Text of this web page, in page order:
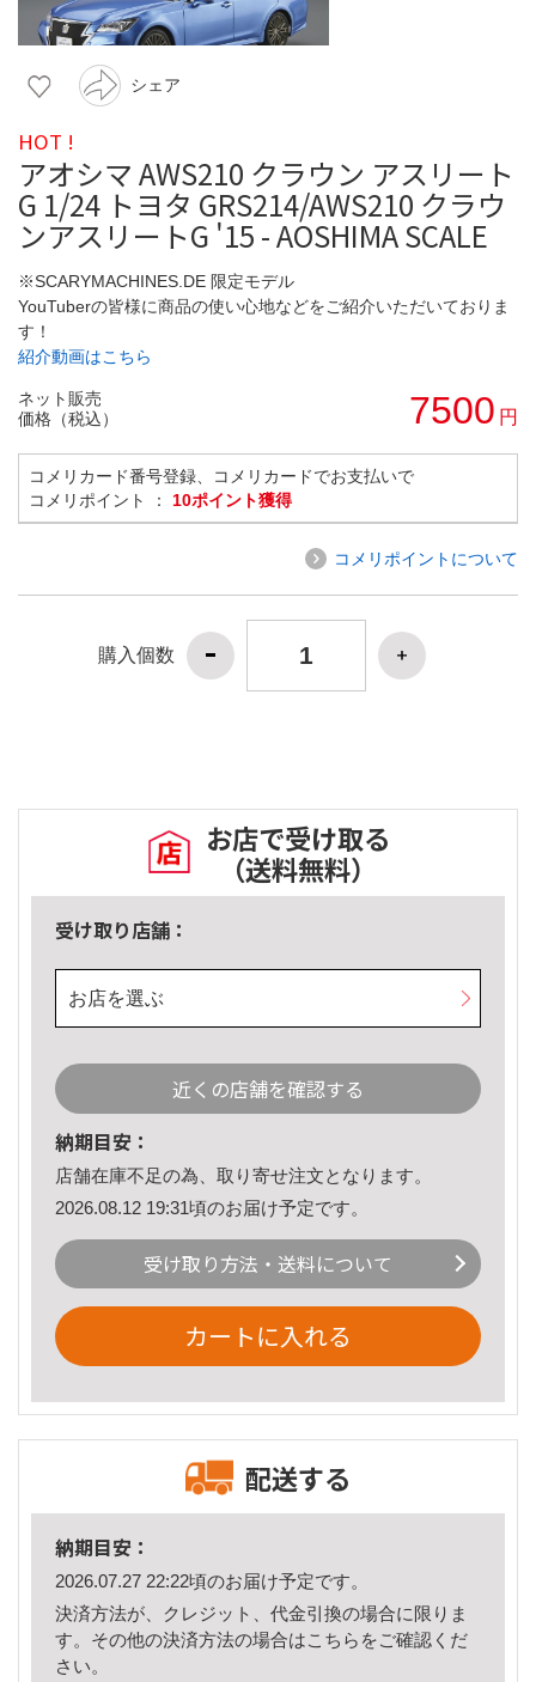
シェア
HOT !
アオシマ AWS210 クラウン アスリート
G 1/24 トヨタ GRS214/AWS210 クラウ
ンアスリートG '15 - AOSHIMA SCALE
※SCARYMACHINES.DE 限定モデル
YouTuberの皆様に商品の使い心地などをご紹介いただいておりま
す！
紹介動画はこちら
ネット販売
価格（税込）
7500 円
コメリカード番号登録、コメリカードでお支払いで
コメリポイント ： 10ポイント獲得
コメリポイントについて
購入個数
お店で受け取る
（送料無料）
受け取り店舗：
お店を選ぶ
近くの店舗を確認する
納期目安：
店舗在庫不足の為、取り寄せ注文となります。
2026.08.12 19:31頃のお届け予定です。
受け取り方法・送料について
カートに入れる
配送する
納期目安：
2026.07.27 22:22頃のお届け予定です。
決済方法が、クレジット、代金引換の場合に限りま
す。その他の決済方法の場合はこちら をご確認くだ
さい。